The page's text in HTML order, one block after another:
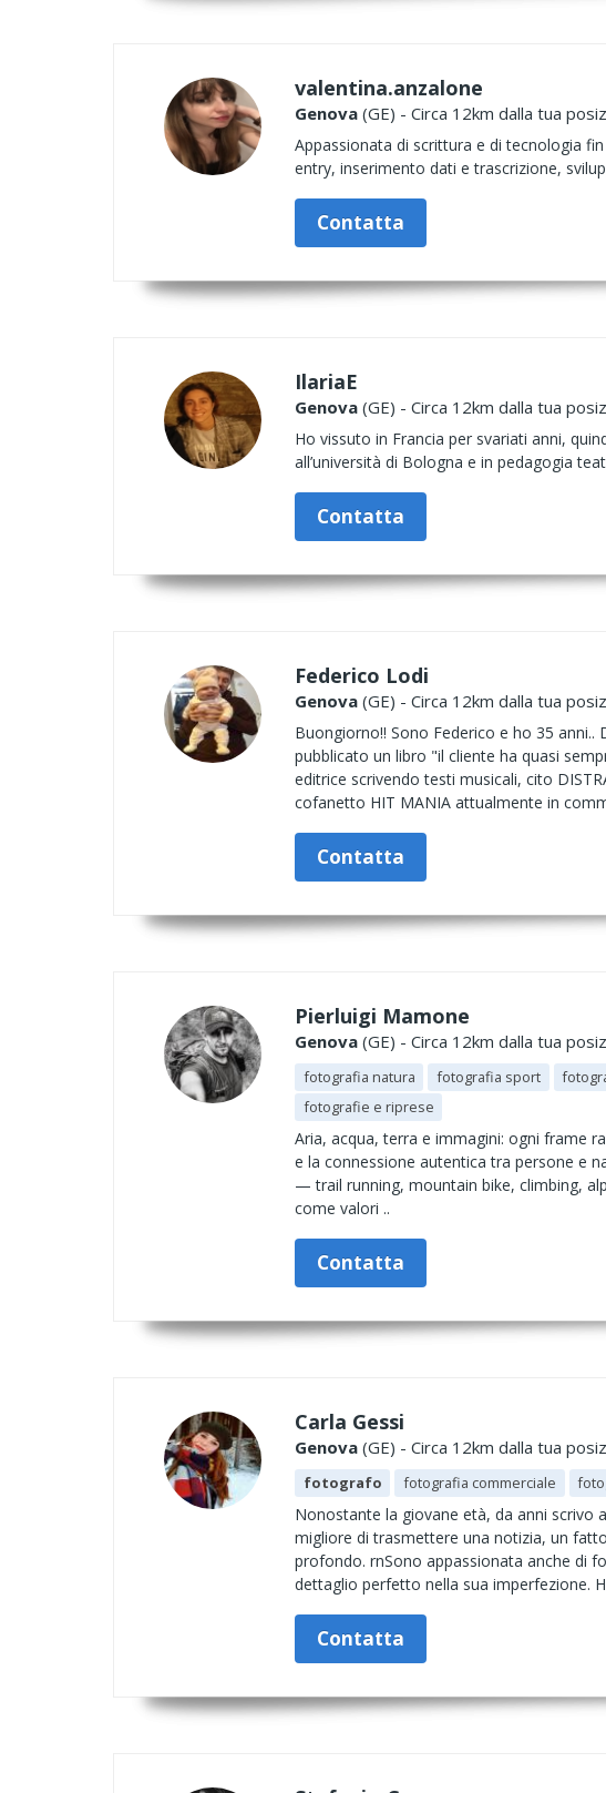
valentina.anzalone
Genova (GE) - Circa 12km dalla tua
Appassionata di scrittura e di tecnologia
entry, inserimento dati e trascrizione,
Contatta
IlariaE
Genova (GE) - Circa 12km dalla tua
Ho vissuto in Francia per svariati anni,
all’università di Bologna e in pedagogia
Contatta
Federico Lodi
Genova (GE) - Circa 12km dalla tua
Buongiorno!! Sono Federico e ho 35
pubblicato un libro "il cliente ha quasi
editrice scrivendo testi musicali, cito
cofanetto HIT MANIA attualmente in
Contatta
Pierluigi Mamone
Genova (GE) - Circa 12km dalla tua
fotografia natura fotografia sport
fotografie e riprese
Aria, acqua, terra e immagini: ogni frame
e la connessione autentica tra persone e
— trail running, mountain bike, climbing,
come valori ..
Contatta
Carla Gessi
Genova (GE) - Circa 12km dalla tua
fotografo fotografia commerciale
Nonostante la giovane età, da anni scrivo
migliore di trasmettere una notizia, un
profondo. rnSono appassionata anche di
dettaglio perfetto nella sua imperfezione.
Contatta